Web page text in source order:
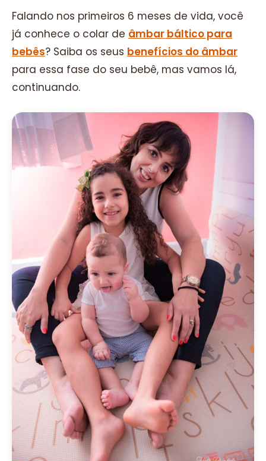
Falando nos primeiros 6 meses de vida, você
já conhece o colar de âmbar báltico para
bebês? Saiba os seus benefícios do âmbar
para essa fase do seu bebê, mas vamos lá,
continuando.